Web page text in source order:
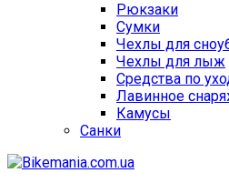
Рюкзаки
Сумки
Чехлы для
Чехлы для лыж
Средства по
Лавинное
Камусы
Санки